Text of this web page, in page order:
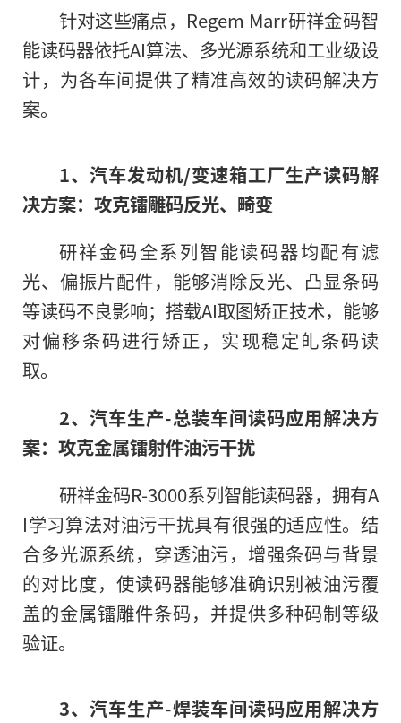
针对这些痛点，Regem Marr研祥金码智
能读码器依托AI算法、多光源系统和工业级设
计，为各车间提供了精准高效的读码解决方
案。
1、 汽车发动机/变速箱工厂生产读码解
决方案： 攻克镭雕码反光、畸变
研祥金码全系列智能读码器均配有滤
光、偏振片配件，能够消除反光、凸显条码
等读码不良影响；搭载AI取图矫正技术，能够
对偏移条码进行矫正，实现稳定癿条码读
取。
2、 汽车生产-总装车间读码应用解决方
案： 攻克金属镭射件油污干扰
研祥金码R-3000系列智能读码器，拥有A
I学习算法对油污干扰具有很强的适应性。结
合多光源系统，穿透油污，增强条码与背景
的对比度，使读码器能够准确识别被油污覆
盖的金属镭雕件条码，并提供多种码制等级
验证。
3、 汽车生产-焊装车间读码应用解决方